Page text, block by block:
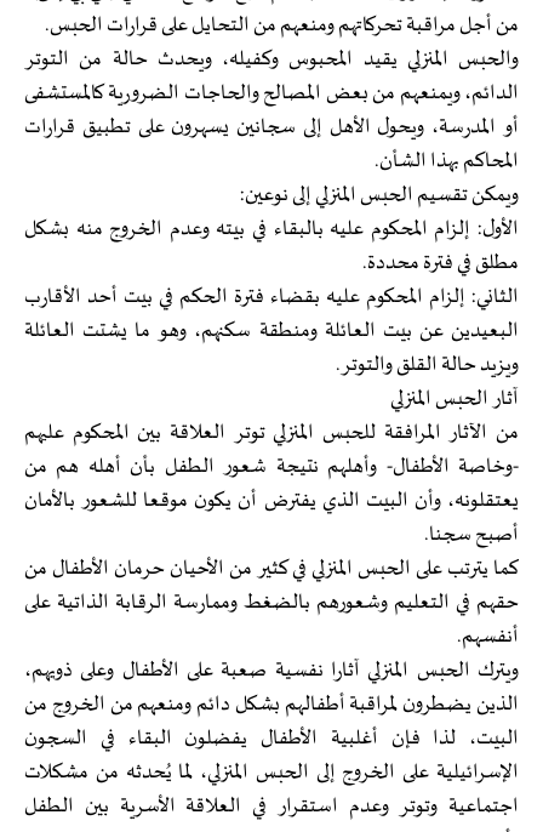
من أجل مراقبة تحركاتهم ومنعهم من التحايل على قرارات الحبس.
والحبس المنزلي يقيد المحبوس وكفيله، ويحدث حالة من التوتر
الدائم، ويمنعهم من بعض المصالح والحاجات الضرورية كالمستشفى
أو المدرسة، ويحول الأهل إلى سجانين يسهرون على تطبيق قرارات
المحاكم بهذا الشأن.
ويمكن تقسيم الحبس المنزلي إلى نوعين:
الأول: إلزام المحكوم عليه بالبقاء في بيته وعدم الخروج منه بشكل
مطلق في فترة محددة.
الثاني: إلزام المحكوم عليه بقضاء فترة الحكم في بيت أحد الأقارب
البعيدين عن بيت العائلة ومنطقة سكنهم، وهو ما يشتت العائلة
ويزيد حالة القلق والتوتر.
آثار الحبس المنزلي
من الآثار المرافقة للحبس المنزلي توتر العلاقة بين المحكوم عليهم
-وخاصة الأطفال- وأهلهم نتيجة شعور الطفل بأن أهله هم من
يعتقلونه، وأن البيت الذي يفترض أن يكون موقعا للشعور بالأمان
أصبح سجنا.
كما يترتب على الحبس المنزلي في كثير من الأحيان حرمان الأطفال من
حقهم في التعليم وشعورهم بالضغط وممارسة الرقابة الذاتية على
أنفسهم.
ويترك الحبس المنزلي آثارا نفسية صعبة على الأطفال وعلى ذويهم،
الذين يضطرون لمراقبة أطفالهم بشكل دائم ومنعهم من الخروج من
البيت، لذا فإن أغلبية الأطفال يفضلون البقاء في السجون
الإسرائيلية على الخروج إلى الحبس المنزلي، لما يُحدثه من مشكلات
اجتماعية وتوتر وعدم استقرار في العلاقة الأسرية بين الطفل